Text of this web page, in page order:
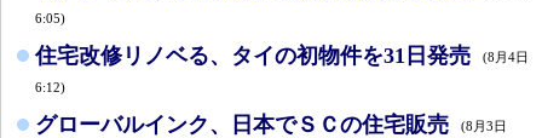
6:05)
住宅改修リノベる、タイの初物件を31日発売 (8月4日
6:12)
グローバルインク、日本でＳＣの住宅販売 (8月3日